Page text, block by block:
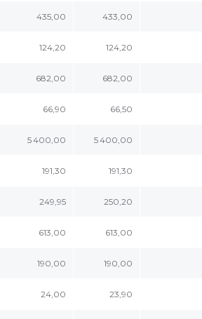
435,00 433,00
124,20 124,20
682,00 682,00
66,90 66,50
5 400,00 5 400,00
191,30 191,30
249,95 250,20
613,00 613,00
190,00 190,00
24,00 23,90